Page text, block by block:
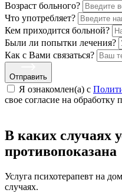
Возраст больного?
Что употребляет?
Кем приходится больной?
Были ли попытки лечения?
Как с Вами связаться?
Отправить
Я ознакомлен(а) с
свое cогласие на
В каких случаях
противопоказана
Услуга психотерапевт на
случаях.